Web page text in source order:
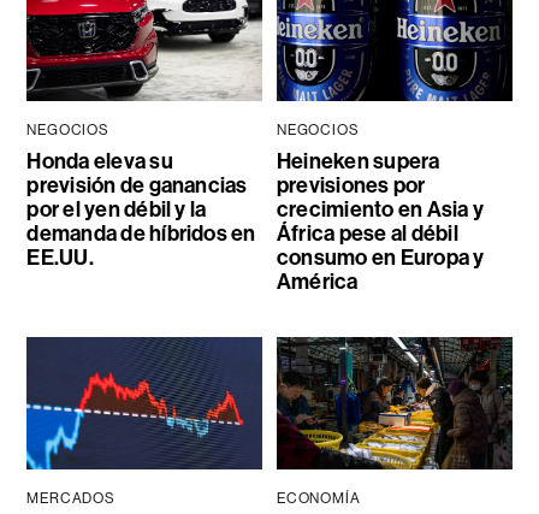
NEGOCIOS
Honda eleva su
previsión de ganancias
por el yen débil y la
demanda de híbridos en
EE.UU.
NEGOCIOS
Heineken supera
previsiones por
crecimiento en Asia y
África pese al débil
consumo en Europa y
América
MERCADOS ECONOMÍA